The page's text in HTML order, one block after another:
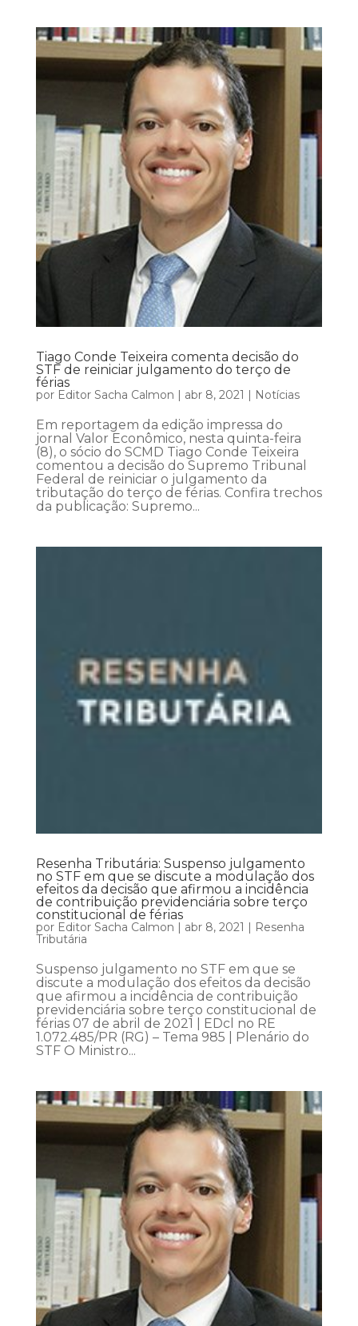
Tiago Conde Teixeira comenta decisão do
STF de reiniciar julgamento do terço de
férias
por Editor Sacha Calmon | abr 8, 2021 | Notícias
Em reportagem da edição impressa do
jornal Valor Econômico, nesta quinta-feira
(8), o sócio do SCMD Tiago Conde Teixeira
comentou a decisão do Supremo Tribunal
Federal de reiniciar o julgamento da
tributação do terço de férias. Confira trechos
da publicação: Supremo...
Resenha Tributária: Suspenso julgamento
no STF em que se discute a modulação dos
efeitos da decisão que afirmou a incidência
de contribuição previdenciária sobre terço
constitucional de férias
por Editor Sacha Calmon | abr 8, 2021 | Resenha
Tributária
Suspenso julgamento no STF em que se
discute a modulação dos efeitos da decisão
que afirmou a incidência de contribuição
previdenciária sobre terço constitucional de
férias 07 de abril de 2021 | EDcl no RE
1.072.485/PR (RG) – Tema 985 | Plenário do
STF O Ministro...